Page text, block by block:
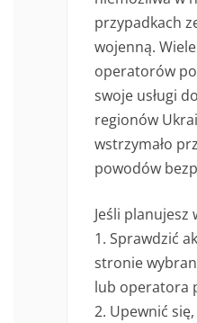
przypadkach
wojenną.
operatorów
swoje usługi
regionów
wstrzymało
powodów
Jeśli planujesz
1. Sprawdzić
stronie
lub operatora
2. Upewnić